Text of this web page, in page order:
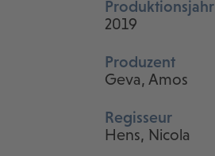
Produktionsjahr
2019
Produzent
Geva, Amos
Regisseur
Hens, Nicola